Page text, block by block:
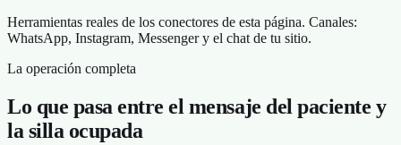
Herramientas reales de los conectores de esta página. Canales:
WhatsApp, Instagram, Messenger y el chat de tu sitio.
La operación completa
Lo que pasa entre el mensaje del paciente y
la silla ocupada